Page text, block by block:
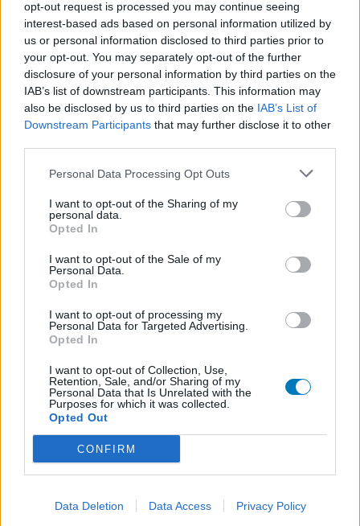
opt-out request is processed you may continue seeing
interest-based ads based on personal information utilized by
us or personal information disclosed to third parties prior to
your opt-out. You may separately opt-out of the further
disclosure of your personal information by third parties on the
IAB’s list of downstream participants. This information may
also be disclosed by us to third parties on the IAB’s List of
Downstream Participants that may further disclose it to other
Personal Data Processing Opt Outs
I want to opt-out of the Sharing of my
personal data.
Opted In
I want to opt-out of the Sale of my
Personal Data.
Opted In
I want to opt-out of processing my
Personal Data for Targeted Advertising.
Opted In
I want to opt-out of Collection, Use,
Retention, Sale, and/or Sharing of my
Personal Data that Is Unrelated with the
Purposes for which it was collected.
Opted Out
CONFIRM
Data Deletion Data Access Privacy Policy
goedkeuring, om zo te voldoen aan onze standaarden wat betreft
een review voor een medicijn. Voor het delen van ervaringen is
geen medische kennis noodzakelijk. Op deze manier geven de
reviews alleen een beeld van de ervaring van de schrijvers en niet
die van de eigenaar van deze website. Denk er aan dat de
ervaringen kunnen verschillen van persoon tot persoon en dat u
voor medisch advies altijd contact op moet nemen met uw arts of
apotheker.